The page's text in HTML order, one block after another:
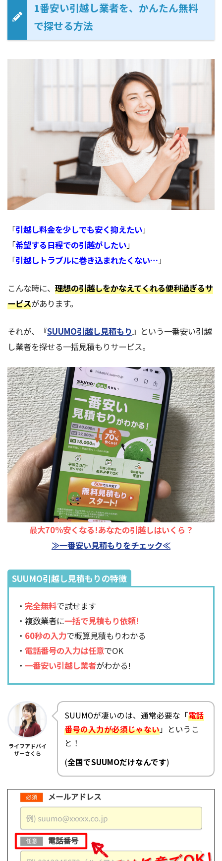
1番安い引越し業者を、かんたん無料
で探せる方法
「引越し料金を少しでも安く抑えたい」
「希望する日程での引越がしたい」
「引越しトラブルに巻き込まれたくない…」
こんな時に、 理想の引越しをかなえてくれる便利過ぎるサ
ービスがあります。
それが、『SUUMO引越し見積もり』という一番安い引越
し業者を探せる一括見積もりサービス。
最大70%安くなる!あなたの引越しはいくら？
≫一番安い見積もりをチェック≪
SUUMO引越し見積もりの特徴
・完全無料で試せます
・複数業者に一括で見積もり依頼!
・ 60秒の入力で概算見積もりわかる
・ 電話番号の入力は任意でOK
・一番安い引越し業者がわかる!
ライフアドバイ
ザーさくら
SUUMOが凄いのは、通常必要な「電話
番号の入力が必須じゃない」というこ
と！
(全国でSUUMOだけなんです)